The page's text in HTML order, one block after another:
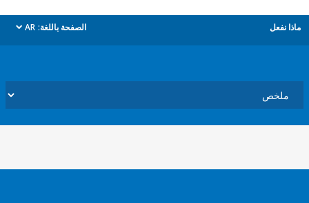
الصفحة باللغة: AR
dropdown